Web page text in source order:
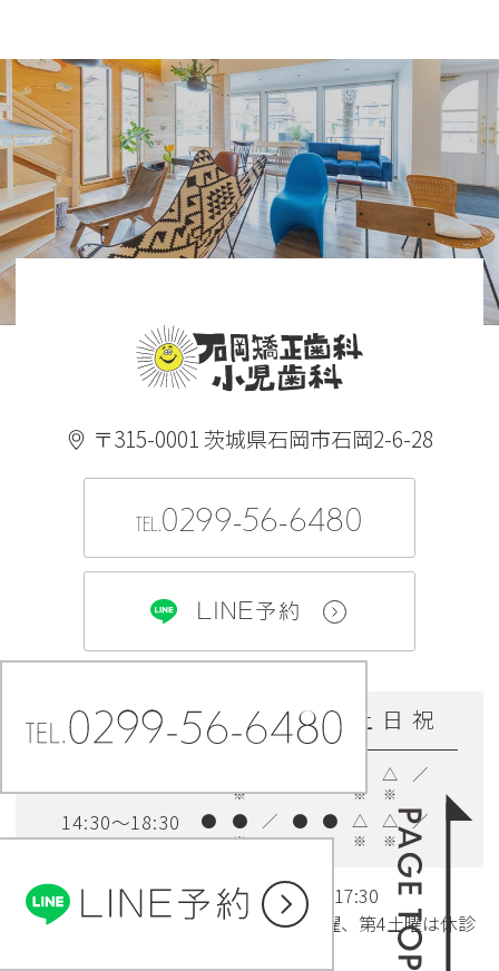
〒315-0001 茨城県石岡市石岡2-6-28
TEL.0299-56-6480
LINE予約
診療時間 月 火 水 木 金 土 日 祝
※ ※
△
※
／
14:30～18:30 ● ●
※
／ ● ● △
※
△
※
／
△：9:00〜12:30／14:00〜17:30
※：第4火曜休診日、第1・2・3・5日曜、第4土曜は休診